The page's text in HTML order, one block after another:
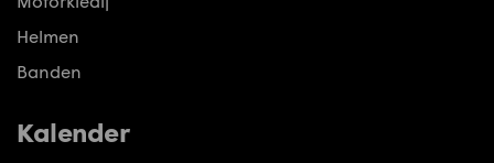
Helmen
Banden
Kalender